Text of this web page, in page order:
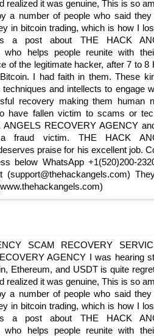
realized it was genuine, This is so
a number of people who said they
in bitcoin trading, which is how I
a post about THE HACK
who helps people reunite with
of the legitimate hacker, after 7 to 8
I had faith in them. These
and intellects to engage
recovery making them human
have fallen victim to scams or
RECOVERY AGENCY
fraud victim. THE HACK
praise for his excellent job.
below WhatsApp +1(520)200-
SCAM RECOVERY
AGENCY I was hearing
Ethereum, and USDT is quite
realized it was genuine, This is so
a number of people who said they
in bitcoin trading, which is how I
a post about THE HACK
who helps people reunite with